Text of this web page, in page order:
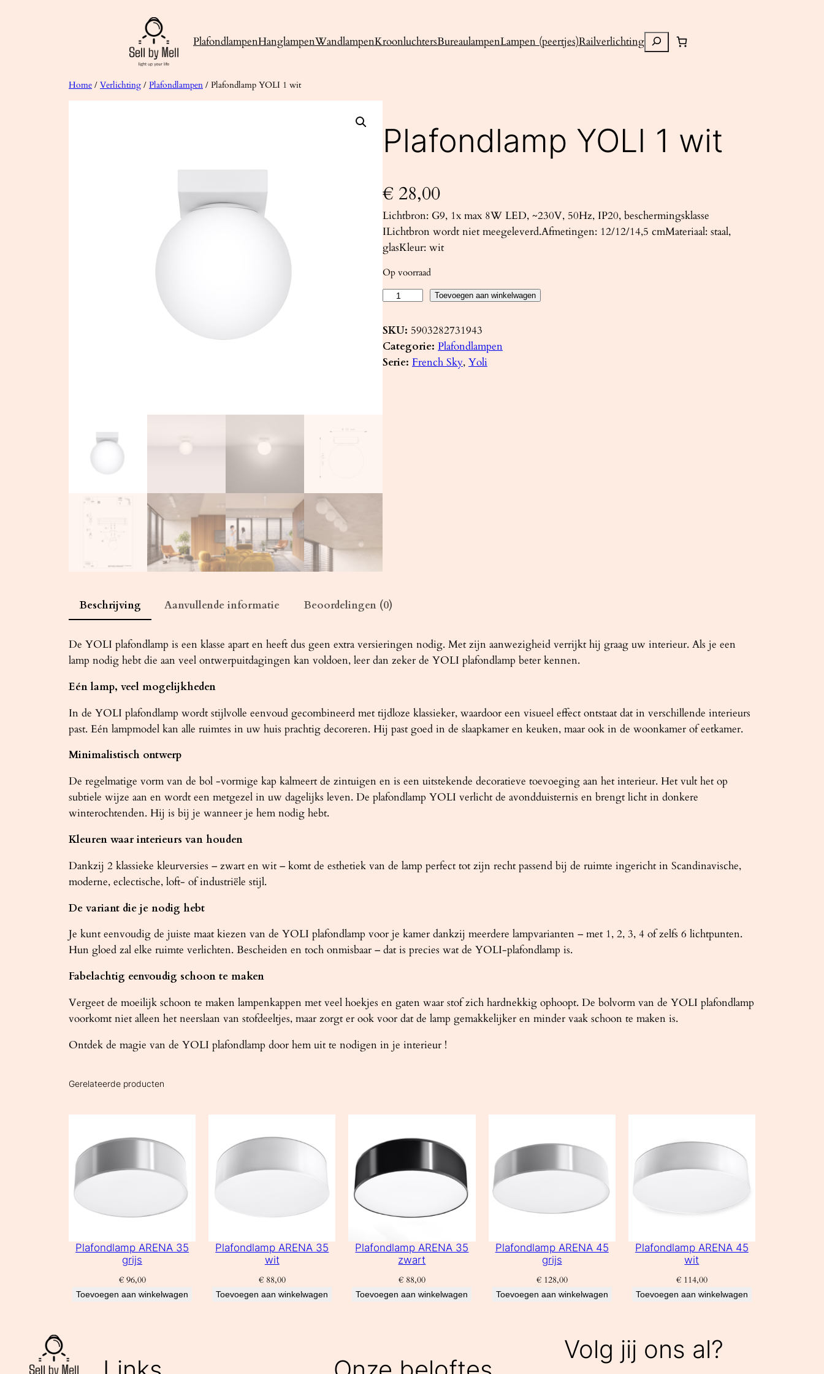
PlafondlampenHanglampenWandlampenKroonluchtersBureaulampenLampen (peertjes)RailverlichtingZoeken
Home / Verlichting / Plafondlampen / Plafondlamp YOLI 1 wit
Plafondlamp YOLI 1 wit
€ 28,00
Lichtbron: G9, 1x max 8W LED, ~230V, 50Hz, IP20, beschermingsklasse
ILichtbron wordt niet meegeleverd.Afmetingen: 12/12/14,5 cmMateriaal: staal,
glasKleur: wit
Op voorraad
a
f
o
a
a
t
a
Toevoegen aan winkelwagen
SKU: 5903282731943
Categorie: Plafondlampen
Serie: French Sky, Yoli
Beschrijving Aanvullende informatie Beoordelingen (0)
De YOLI plafondlamp is een klasse apart en heeft dus geen extra versieringen nodig. Met zijn aanwezigheid verrijkt hij graag uw interieur. Als je een
lamp nodig hebt die aan veel ontwerpuitdagingen kan voldoen, leer dan zeker de YOLI plafondlamp beter kennen.
Eén lamp, veel mogelijkheden
In de YOLI plafondlamp wordt stijlvolle eenvoud gecombineerd met tijdloze klassieker, waardoor een visueel effect ontstaat dat in verschillende interieurs
past. Eén lampmodel kan alle ruimtes in uw huis prachtig decoreren. Hij past goed in de slaapkamer en keuken, maar ook in de woonkamer of eetkamer.
Minimalistisch ontwerp
De regelmatige vorm van de bol -vormige kap kalmeert de zintuigen en is een uitstekende decoratieve toevoeging aan het interieur. Het vult het op
subtiele wijze aan en wordt een metgezel in uw dagelijks leven. De plafondlamp YOLI verlicht de avondduisternis en brengt licht in donkere
winterochtenden. Hij is bij je wanneer je hem nodig hebt.
Kleuren waar interieurs van houden
Dankzij 2 klassieke kleurversies – zwart en wit – komt de esthetiek van de lamp perfect tot zijn recht passend bij de ruimte ingericht in Scandinavische,
moderne, eclectische, loft- of industriële stijl.
De variant die je nodig hebt
Je kunt eenvoudig de juiste maat kiezen van de YOLI plafondlamp voor je kamer dankzij meerdere lampvarianten – met 1, 2, 3, 4 of zelfs 6 lichtpunten.
Hun gloed zal elke ruimte verlichten. Bescheiden en toch onmisbaar – dat is precies wat de YOLI-plafondlamp is.
Fabelachtig eenvoudig schoon te maken
Vergeet de moeilijk schoon te maken lampenkappen met veel hoekjes en gaten waar stof zich hardnekkig ophoopt. De bolvorm van de YOLI plafondlamp
voorkomt niet alleen het neerslaan van stofdeeltjes, maar zorgt er ook voor dat de lamp gemakkelijker en minder vaak schoon te maken is.
Ontdek de magie van de YOLI plafondlamp door hem uit te nodigen in je interieur !
Gerelateerde producten
Plafondlamp ARENA 35
grijs
€96,00
Toevoegen aan winkelwagen
Plafondlamp ARENA 35
wit
€88,00
Toevoegen aan winkelwagen
Plafondlamp ARENA 35
zwart
€88,00
Toevoegen aan winkelwagen
Plafondlamp ARENA 45
grijs
€128,00
Toevoegen aan winkelwagen
Plafondlamp ARENA 45
wit
€114,00
Toevoegen aan winkelwagen
Volg jij ons al?